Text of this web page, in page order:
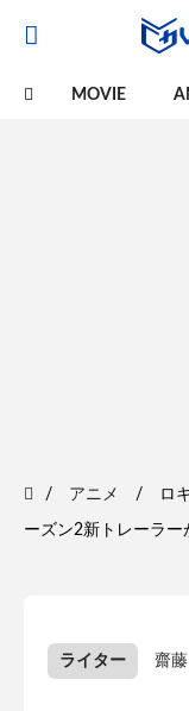
MOVIE
アニメ ロ
ーズン2新トレーラ
ライター 齋